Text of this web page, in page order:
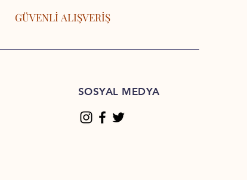
GÜVENLİ ALIŞVERİŞ
SOSYAL MEDYA